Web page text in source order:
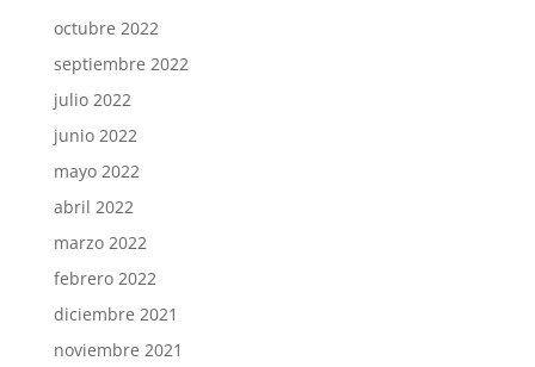
octubre 2022
septiembre 2022
julio 2022
junio 2022
mayo 2022
abril 2022
marzo 2022
febrero 2022
diciembre 2021
noviembre 2021